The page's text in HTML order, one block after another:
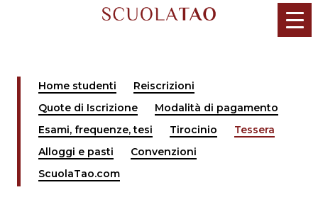
Home studenti
Reiscrizioni
Quote di Iscrizione
Modalità di pagamento
Esami, frequenze, tesi
Tirocinio
Tessera
Alloggi e pasti
Convenzioni
ScuolaTao.com